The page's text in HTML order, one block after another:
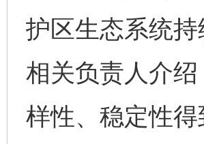
护区生态系统
相关负责人介
样性、稳定性